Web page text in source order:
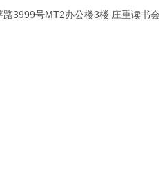
路3999号MT2办公楼3楼 庄重读书会